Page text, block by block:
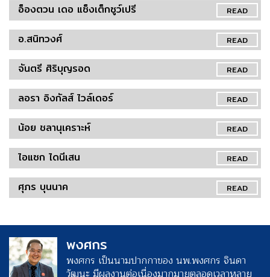
READ
อ็องตวน เดอ แซ็งเต็กซูว์เปรี
READ
อ.สนิทวงศ์
READ
จันตรี ศิริบุญรอด
READ
ลอรา อิงกัลส์ ไวล์เดอร์
READ
น้อย ชลานุเคราะห์
READ
ไอแซก ไดนีเสน
READ
ศุภร บุนนาค
พงศกร
พงศกร เป็นนามปากกาของ นพ.พงศกร จินดา